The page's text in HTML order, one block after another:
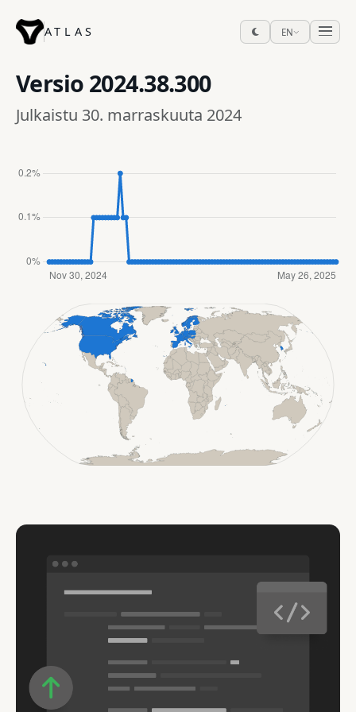
ATLAS EN
Versio 2024.38.300
Julkaistu 30. marraskuuta 2024